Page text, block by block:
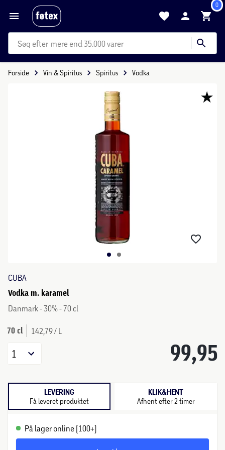
0
mere end 35.000 varer
Forside Vin & Spiritus Spiritus Vodka
CUBA
Vodka m. karamel
Danmark - 30% - 70 cl
70 cl 142,79 / L
99,95
1
LEVERING
Få leveret produktet
KLIK&HENT
Afhent efter 2 timer
På lager online (100+)